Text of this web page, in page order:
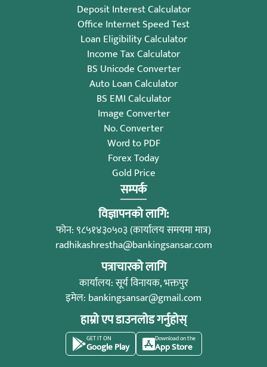
Deposit Interest Calculator
Office Internet Speed Test
Loan Eligibility Calculator
Income Tax Calculator
BS Unicode Converter
Auto Loan Calculator
BS EMI Calculator
Image Converter
No. Converter
Word to PDF
Forex Today
Gold Price
सम्पर्क
विज्ञापनको लागि:
फोन: ९८५१४३०५०३ (कार्यालय समयमा मात्र)
radhikashrestha@bankingsansar.com
पत्राचारको लागि
कार्यालय: सूर्य विनायक, भक्तपुर
इमेल: bankingsansar@gmail.com
हाम्रो एप डाउनलोड गर्नुहोस्
GET IT ON
Google Play
Download on the
App Store